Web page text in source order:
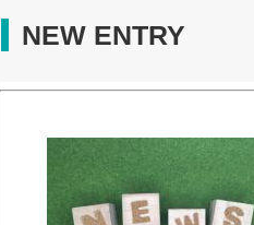
NEW ENTRY